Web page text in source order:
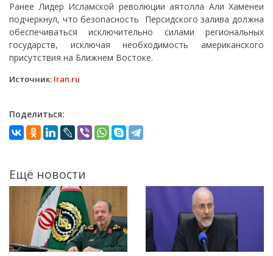
Ранее Лидер Исламской революции аятолла Али Хаменеи
подчеркнул, что безопасность Персидского залива должна
обеспечиваться исключительно силами региональных
государств, исключая необходимость американского
присутствия на Ближнем Востоке.
Источник: Iran.ru
Поделиться:
Ещё новости